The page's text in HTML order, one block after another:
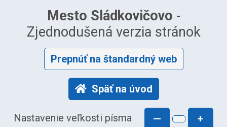
Mesto Sládkovičovo -
Zjednodušená verzia stránok
Prepnúť na štandardný web
Späť na úvod
Nastavenie veľkosti písma — +